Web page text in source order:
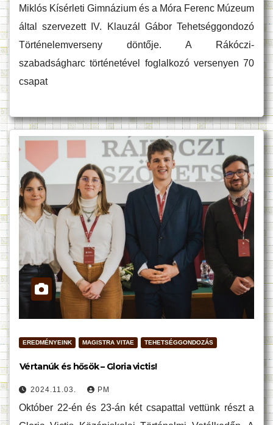
Miklós Kísérleti Gimnázium és a Móra Ferenc Múzeum
által szervezett IV. Klauzál Gábor Tehetséggondozó
Történelemverseny döntője. A Rákóczi-
szabadságharc történetével foglalkozó versenyen 70
csapat
EREDMÉNYEINK MAGISTRA VITAE TEHETSÉGGONDOZÁS
Vértanúk és hősök – Gloria victis!
2024.11.03. PM
Október 22-én és 23-án két csapattal vettünk részt a